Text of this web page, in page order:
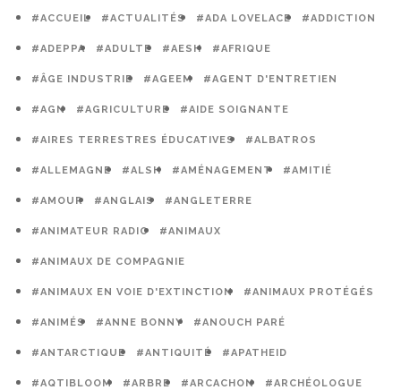
#ACCUEIL #ACTUALITÉS #ADA LOVELACE #ADDICTION
#ADEPPA #ADULTE #AESH #AFRIQUE
#ÂGE INDUSTRIE #AGEEM #AGENT D'ENTRETIEN
#AGN #AGRICULTURE #AIDE SOIGNANTE
#AIRES TERRESTRES ÉDUCATIVES #ALBATROS
#ALLEMAGNE #ALSH #AMÉNAGEMENT #AMITIÉ
#AMOUR #ANGLAIS #ANGLETERRE
#ANIMATEUR RADIO #ANIMAUX
#ANIMAUX DE COMPAGNIE
#ANIMAUX EN VOIE D'EXTINCTION #ANIMAUX PROTÉGÉS
#ANIMÉS #ANNE BONNY #ANOUCH PARÉ
#ANTARCTIQUE #ANTIQUITÉ #APATHEID
#AQTIBLOOM #ARBRE #ARCACHON #ARCHÉOLOGUE